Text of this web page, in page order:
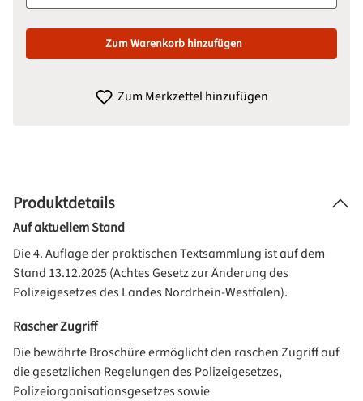
Zum Warenkorb hinzufügen
Zum Merkzettel hinzufügen
Produktdetails
Auf aktuellem Stand
Die 4. Auflage der praktischen Textsammlung ist auf dem
Stand 13.12.2025 (Achtes Gesetz zur Änderung des
Polizeigesetzes des Landes Nordrhein-Westfalen).
Rascher Zugriff
Die bewährte Broschüre ermöglicht den raschen Zugriff auf
die gesetzlichen Regelungen des Polizeigesetzes,
Polizeiorganisationsgesetzes sowie